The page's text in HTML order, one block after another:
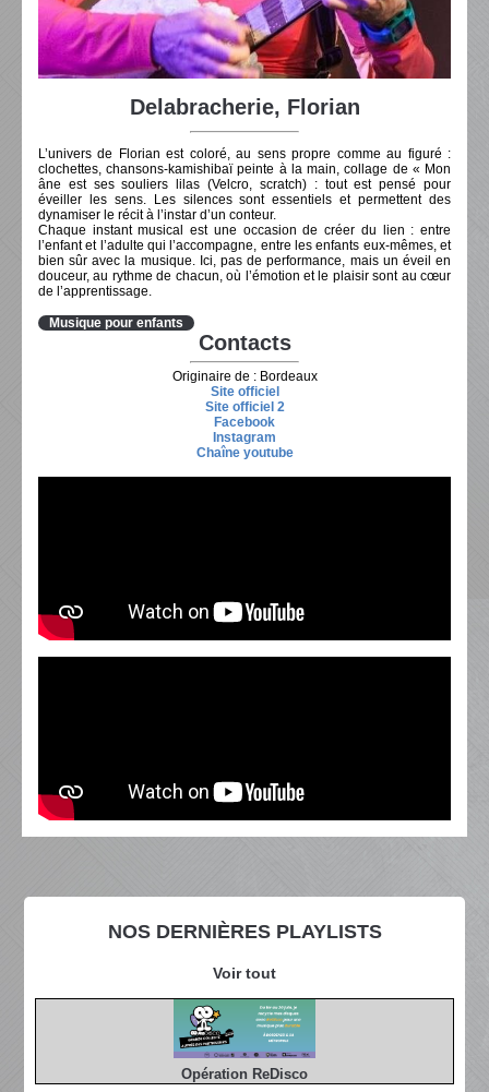
NOS DERNIÈRES PLAYLISTS
Voir tout
Opération ReDisco
Delabracherie, Florian
L’univers de Florian est coloré, au sens propre comme au figuré :
clochettes, chansons-kamishibaï peinte à la main, collage de « Mon
âne est ses souliers lilas (Velcro, scratch) : tout est pensé pour
éveiller les sens. Les silences sont essentiels et permettent des
dynamiser le récit à l’instar d’un conteur.
Chaque instant musical est une occasion de créer du lien : entre
l’enfant et l’adulte qui l’accompagne, entre les enfants eux-mêmes, et
bien sûr avec la musique. Ici, pas de performance, mais un éveil en
douceur, au rythme de chacun, où l’émotion et le plaisir sont au cœur
de l’apprentissage.
Musique pour enfants
Contacts
Originaire de : Bordeaux
Site officiel
Site officiel 2
Facebook
Instagram
Chaîne youtube